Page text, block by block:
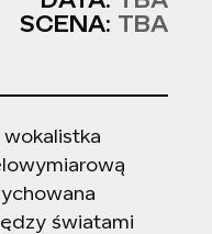
SCENA: TBA
wokalistka
światami